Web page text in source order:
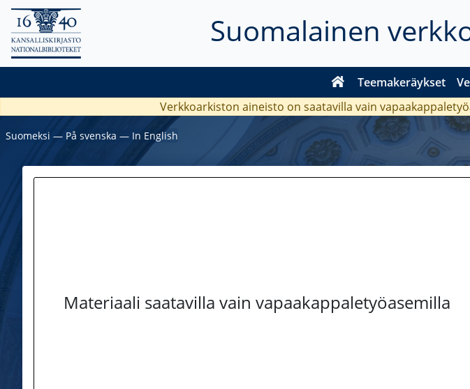
Suomalainen
Teemakeräykset
Verkkoarkiston aineisto on saatavilla vain
Suomeksi ― På svenska ― In English
Materiaali saatavilla vain vapaakappaletyöasemilla